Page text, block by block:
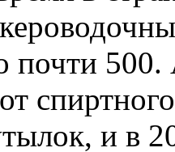
почти 500.
и в